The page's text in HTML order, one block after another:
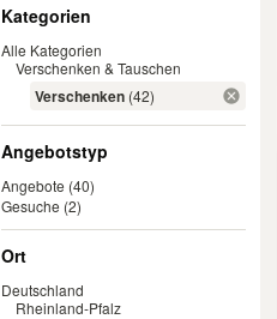
Kategorien
Alle Kategorien
Verschenken & Tauschen
Verschenken (42)
Angebotstyp
Angebote (40)
Gesuche (2)
Ort
Deutschland
Rheinland-Pfalz